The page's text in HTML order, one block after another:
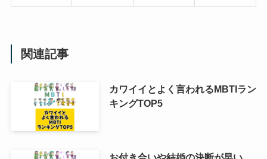
関連記事
カワイイとよく言われるMBTIラン
キングTOP5